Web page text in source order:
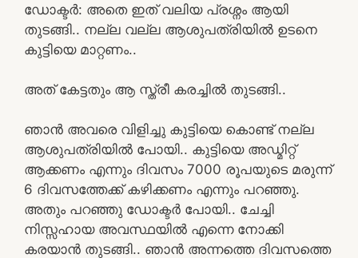
ഡോക്ടർ: അതെ ഇത് വലിയ പ്രശ്നം ആയി
തുടങ്ങി.. നല്ല വല്ല ആശുപത്രിയിൽ ഉടനെ
കുട്ടിയെ മാറ്റണം..
അത് കേട്ടതും ആ സ്ത്രീ കരച്ചിൽ തുടങ്ങി..
ഞാൻ അവരെ വിളിച്ചു കുട്ടിയെ കൊണ്ട് നല്ല
ആശുപത്രിയിൽ പോയി.. കുട്ടിയെ അഡ്മിറ്റ്
ആക്കണം എന്നും ദിവസം 7000 രൂപയുടെ മരുന്ന്
6 ദിവസത്തേക്ക് കഴിക്കണം എന്നും പറഞ്ഞു.
അതും പറഞ്ഞു ഡോക്ടർ പോയി.. ചേച്ചി
നിസ്സഹായ അവസ്ഥയിൽ എന്നെ നോക്കി
കരയാൻ തുടങ്ങി.. ഞാൻ അന്നത്തെ ദിവസത്തെ